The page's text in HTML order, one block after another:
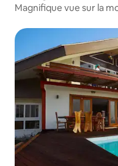
Magnifique vue sur la